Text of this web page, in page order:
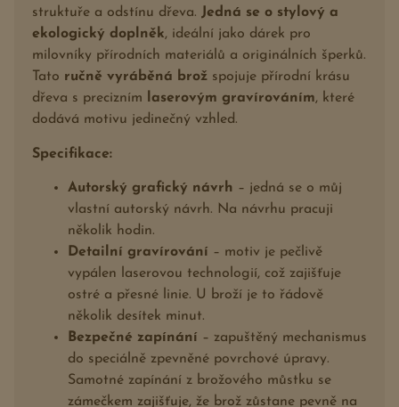
struktuře a odstínu dřeva. Jedná se o stylový a
ekologický doplněk, ideální jako dárek pro
milovníky přírodních materiálů a originálních šperků.
Tato ručně vyráběná brož spojuje přírodní krásu
dřeva s precizním laserovým gravírováním, které
dodává motivu jedinečný vzhled.
Specifikace:
Autorský grafický návrh – jedná se o můj
vlastní autorský návrh. Na návrhu pracuji
několik hodin.
Detailní gravírování – motiv je pečlivě
vypálen laserovou technologií, což zajišťuje
ostré a přesné linie. U broží je to řádově
několik desítek minut.
Bezpečné zapínání – zapuštěný mechanismus
do speciálně zpevněné povrchové úpravy.
Samotné zapínání z brožového můstku se
zámečkem zajišťuje, že brož zůstane pevně na